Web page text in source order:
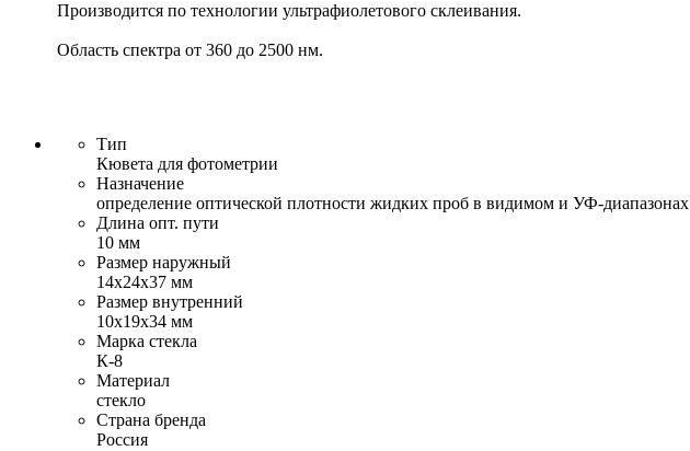
Производится по технологии ультрафиолетового склеивания.
Область спектра от 360 до 2500 нм.
Тип
Кювета для фотометрии
Назначение
определение оптической плотности жидких проб в видимом и УФ-диапазонах
Длина опт. пути
10 мм
Размер наружный
14х24х37 мм
Размер внутренний
10х19х34 мм
Марка стекла
К-8
Материал
стекло
Страна бренда
Россия